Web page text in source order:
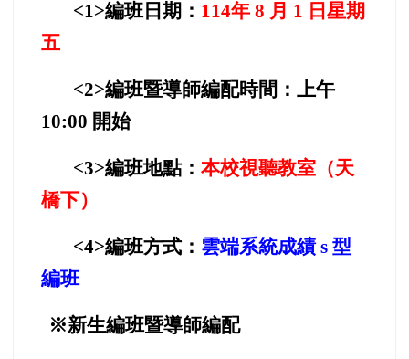
<1>編班日期： 114年 8 月 1 日星期
五
<2>編班暨導師編配時間：上午
10:00 開始
<3>編班地點： 本校視聽教室（天
橋下）
<4>編班方式： 雲端系統成績 s 型
編班
※新生編班暨導師編配